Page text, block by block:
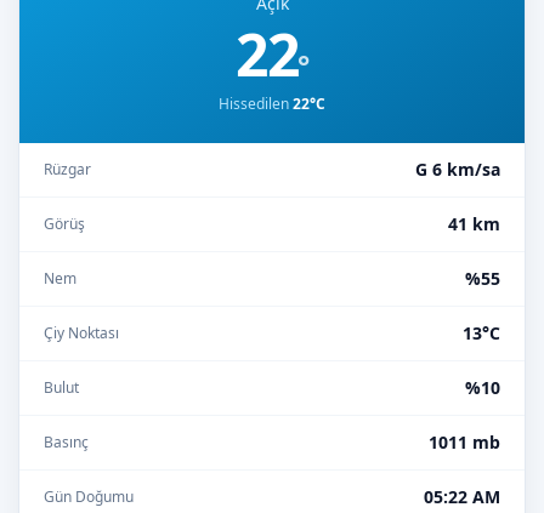
22°
Hissedilen22°C
Rüzgar G 6 km/sa
Görüş 41 km
Nem %55
Çiy Noktası 13°C
Bulut %10
Basınç 1011 mb
Gün Doğumu 05:22 AM